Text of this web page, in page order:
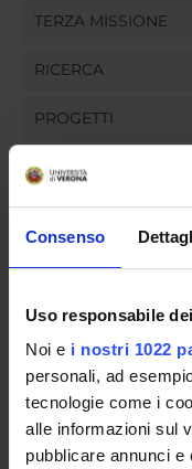
Consenso
Uso responsabile
Noi e i nostri 1022
personali, ad
tecnologie come i
alle informazioni sul
pubblicare annunci
TERZA MISSIONE
RICERCA
PROGETTI
PUBBLICAZIONI
GOVERNANCE
COMMISSIONI